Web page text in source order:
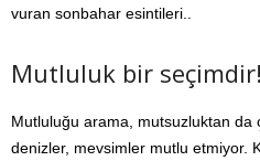
vuran sonbahar esintileri..
Mutluluk bir seçimdir!
Mutluluğu arama, mutsuzluktan da
denizler, mevsimler mutlu etmiyor.